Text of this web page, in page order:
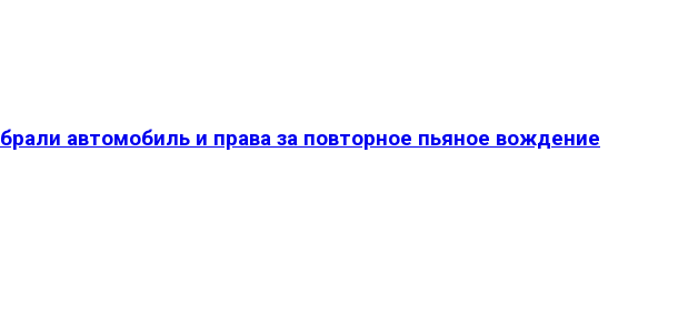
автомобиль и права за повторное пьяное вождение